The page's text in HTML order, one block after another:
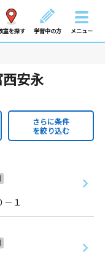
室を探す 学習中の方 メニュー
安永
さらに条件
を絞り込む
１